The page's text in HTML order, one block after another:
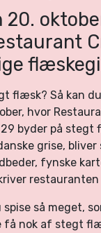
20.
flæsk? Så kan
hvor
byder på stegt
grise,
fynske
restauranten
så meget,
få nok af stegt